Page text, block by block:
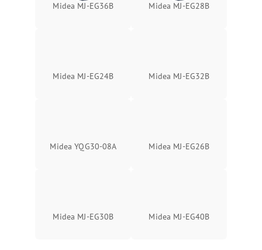
Midea MJ-EG36B Midea MJ-EG28B
Midea MJ-EG24B Midea MJ-EG32B
Midea YQG30-08A Midea MJ-EG26B
Midea MJ-EG30B Midea MJ-EG40B